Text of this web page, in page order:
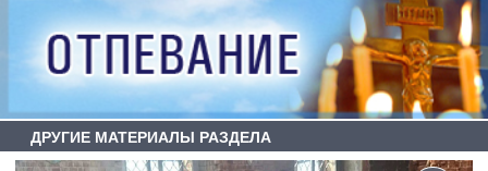
ДРУГИЕ МАТЕРИАЛЫ РАЗДЕЛА